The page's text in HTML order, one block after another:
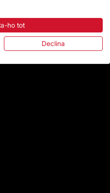
ho tot
Declina